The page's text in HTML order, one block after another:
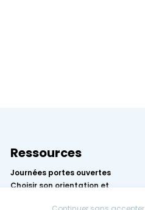
Ressources
Journées portes ouvertes
Choisir son orientation et